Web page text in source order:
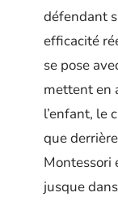
défendant
efficacité
se pose
mettent en
l’enfant, le
que
Montessori
jusque